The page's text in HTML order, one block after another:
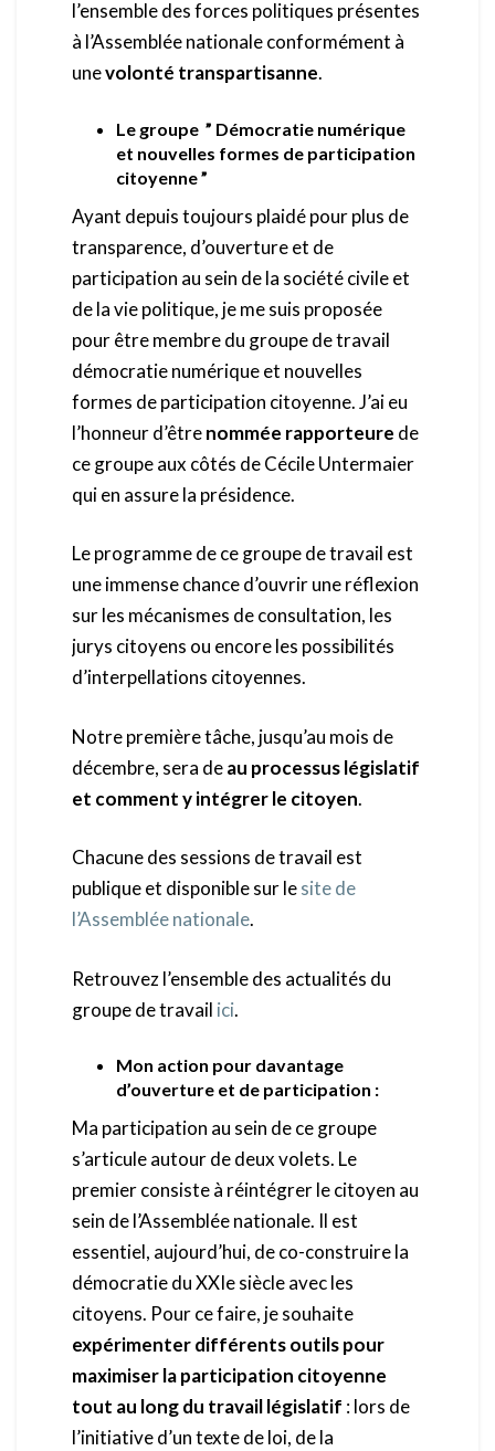
l’ensemble des forces politiques présentes
à l’Assemblée nationale conformément à
unevolonté transpartisanne.
Le groupe ” Démocratie numérique
et nouvelles formes de participation
citoyenne ”
Ayant depuis toujours plaidé pour plus de
transparence, d’ouverture et de
participation au sein de la société civile et
de la vie politique, je me suis proposée
pour être membre du groupe de travail
démocratie numérique et nouvelles
formes de participation citoyenne. J’ai eu
l’honneur d’êtrenommée rapporteure de
ce groupe aux côtés de Cécile Untermaier
qui en assure la présidence.
Le programme de ce groupe de travail est
une immense chance d’ouvrir une réflexion
sur les mécanismes de consultation, les
jurys citoyens ou encore les possibilités
d’interpellations citoyennes.
Notre première tâche, jusqu’au mois de
décembre, sera deau processus législatif
et comment y intégrer le citoyen.
Chacune des sessions de travail est
publique et disponible sur lesite de
l’Assemblée nationale.
Retrouvez l’ensemble des actualités du
groupe de travail ici.
Mon action pour davantage
d’ouverture et de participation :
Ma participation au sein de ce groupe
s’articule autour de deux volets. Le
premier consiste à réintégrer le citoyen au
sein de l’Assemblée nationale. Il est
essentiel, aujourd’hui, de co-construire la
démocratie du XXIe siècle avec les
citoyens. Pour ce faire, je souhaite
expérimenter différents outils pour
maximiser la participation citoyenne
tout au long du travail législatif : lors de
l’initiative d’un texte de loi, de la